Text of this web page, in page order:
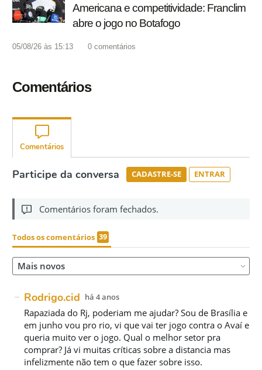
Americana e competitividade: Franclim
abre o jogo no Botafogo
05/08/26 às 15:13 0 comentários
Comentários